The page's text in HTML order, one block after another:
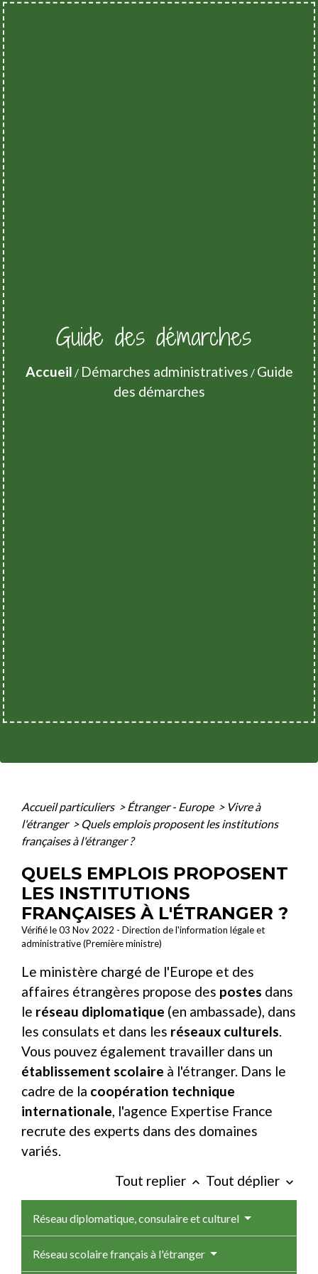
Guide des démarches
Accueil / Démarches administratives / Guide
des démarches
Accueil particuliers > Étranger - Europe > Vivre à
l'étranger > Quels emplois proposent les institutions
françaises à l'étranger ?
QUELS EMPLOIS PROPOSENT
LES INSTITUTIONS
FRANÇAISES À L'ÉTRANGER ?
Vérifié le 03 Nov 2022 - Direction de l'information légale et
administrative (Première ministre)
Le ministère chargé de l'Europe et des
affaires étrangères propose des postes dans
le réseau diplomatique (en ambassade), dans
les consulats et dans les réseaux culturels.
Vous pouvez également travailler dans un
établissement scolaire à l'étranger. Dans le
cadre de la coopération technique
internationale, l'agence Expertise France
recrute des experts dans des domaines
variés.
Tout replier keyboard_arrow_up Tout déplier keyboard_arrow_down
Réseau diplomatique, consulaire et culturel
Réseau scolaire français à l'étranger